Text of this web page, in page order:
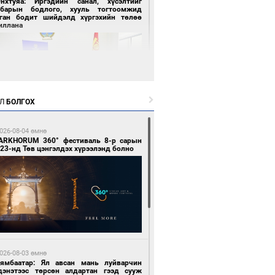
бодлого, хууль тогтоомжид
бодит шийдэлд хүргэхийн төлөө
өмнө өмнө
жаргал үргэлжид ирнэ
орно, өдөртөө 24-26 хэм дулаан
БОЛГОХ
08-04 өмнө
360° фестиваль 8-р сарын
нд Төв цэнгэлдэх хүрээлэнд болно
08-03 өмнө
Ял авсан мань луйварчин
төрсөн алдартан гээд сууж